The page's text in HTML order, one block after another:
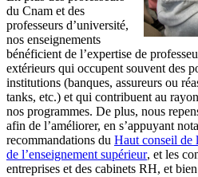
du Cnam et des
professeurs d’université,
nos enseignements
bénéficient de l’expertise de
extérieurs qui occupent souvent des
institutions (banques, assureurs ou
tanks, etc.) et qui contribuent au
nos programmes. De plus, nous
afin de l’améliorer, en s’appuyant
recommandations du Haut conseil de
de l’enseignement supérieur, et les
entreprises et des cabinets RH, et